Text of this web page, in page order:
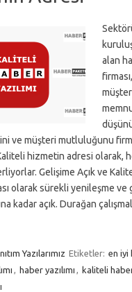
alan
ve müşteri mutluluğunu
hizmetin adresi olarak,
Gelişime Açık ve
olarak sürekli yenileşme
kadar açık. Durağan
Yazılarımız Etiketler: en iyi
, haber yazılımı , kaliteli